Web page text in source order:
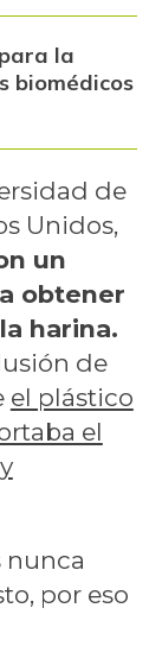
la
biomédicos
de
Unidos,
un
obtener
harina.
de
el plástico
el
nunca
por eso